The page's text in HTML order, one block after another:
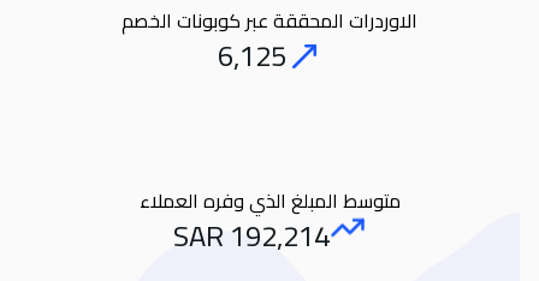
الاوردرات المحققة عبر كوبونات الخصم
Orders
6,125
متوسط المبلغ الذي وفره العملاء
Amount Saved
192,214
SAR